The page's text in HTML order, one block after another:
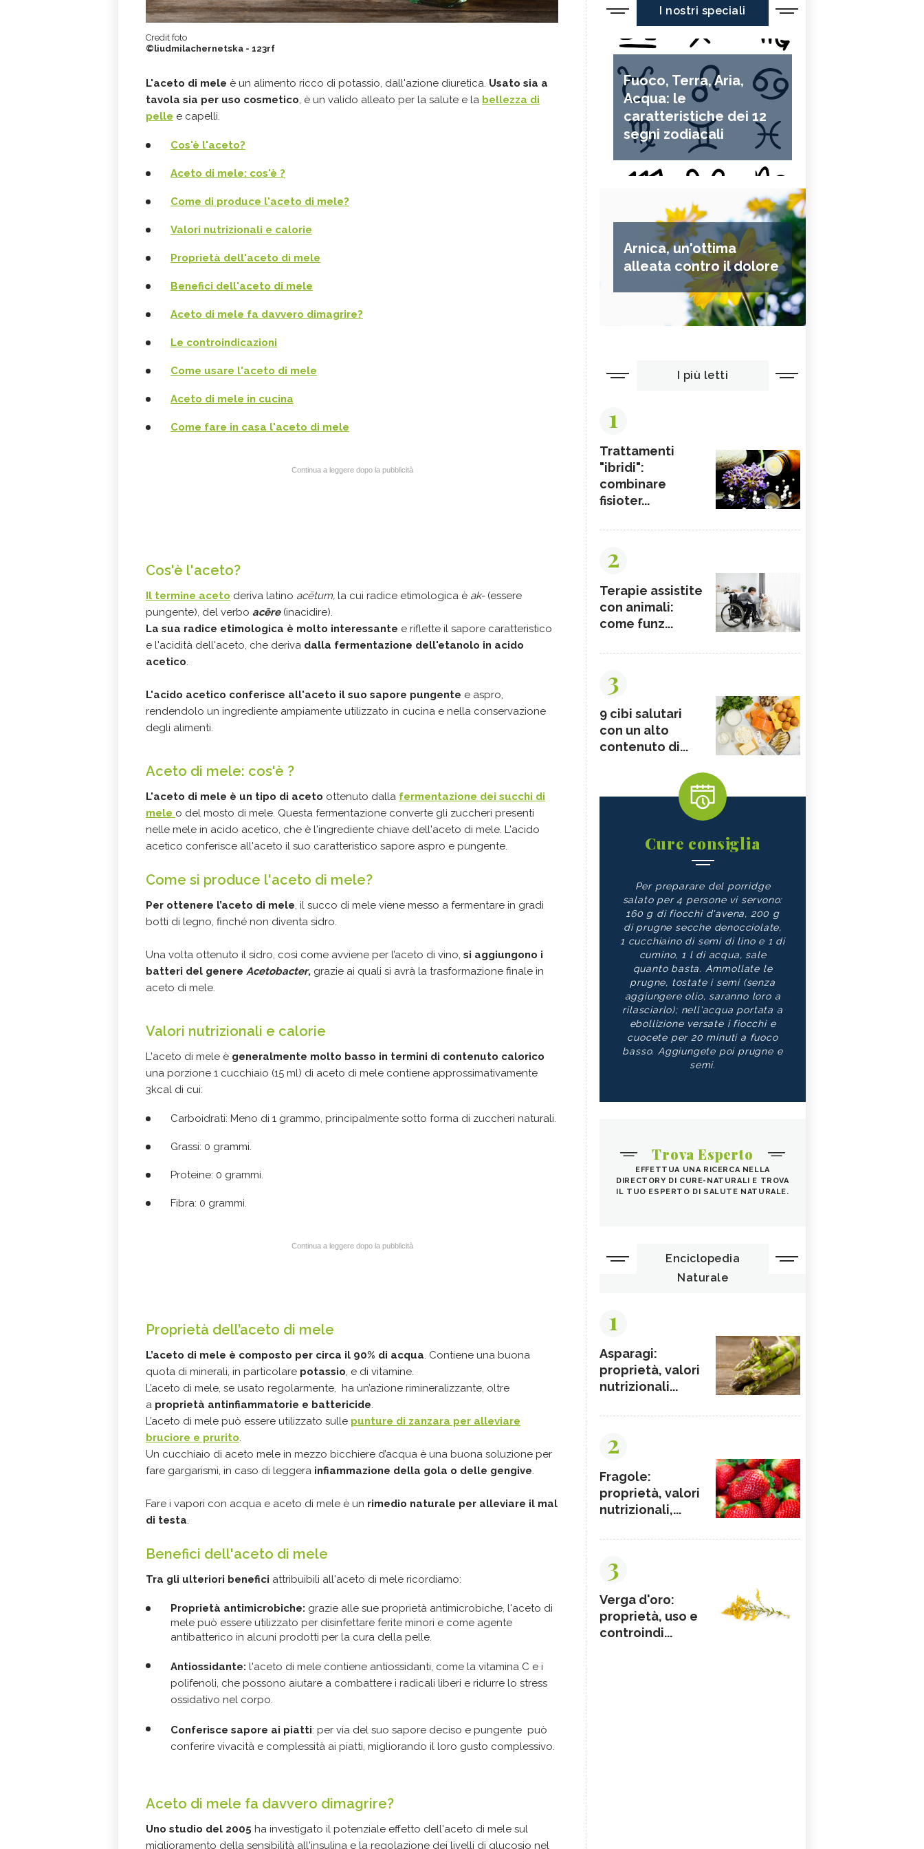
Credit foto
©liudmilachernetska - 123rf
L'aceto di mele è un alimento ricco di potassio, dall'azione diuretica. Usato sia a
tavola sia per uso cosmetico, è un valido alleato per la salute e la bellezza di
pelle e capelli.
Cos'è l'aceto?
Aceto di mele: cos'è ?
Come di produce l'aceto di mele?
Valori nutrizionali e calorie
Proprietà dell'aceto di mele
Benefici dell'aceto di mele
Aceto di mele fa davvero dimagrire?
Le controindicazioni
Come usare l'aceto di mele
Aceto di mele in cucina
Come fare in casa l'aceto di mele
Continua a leggere dopo la pubblicità
Cos'è l'aceto?
Il termine aceto deriva latino acētum, la cui radice etimologica è ak-(essere
pungente), del verbo acēre (inacidire).
La sua radice etimologica è molto interessante e riflette il sapore caratteristico
e l'acidità dell'aceto, che deriva dalla fermentazione dell'etanolo in acido
acetico.
L'acido acetico conferisce all'aceto il suo sapore pungente e aspro,
rendendolo un ingrediente ampiamente utilizzato in cucina e nella conservazione
degli alimenti.
Aceto di mele: cos'è ?
L'aceto di mele è un tipo di aceto ottenuto dalla fermentazione dei succhi di
mele o del mosto di mele. Questa fermentazione converte gli zuccheri presenti
nelle mele in acido acetico, che è l'ingrediente chiave dell'aceto di mele. L'acido
acetico conferisce all'aceto il suo caratteristico sapore aspro e pungente.
Come si produce l'aceto di mele?
Per ottenere l’aceto di mele, il succo di mele viene messo a fermentare in gradi
botti di legno, finché non diventa sidro.
Una volta ottenuto il sidro, così come avviene per l’aceto di vino, si aggiungono i
batteri del genere Acetobacter, grazie ai quali si avrà la trasformazione finale in
aceto di mele.
Valori nutrizionali e calorie
L'aceto di mele è generalmente molto basso in termini di contenuto calorico
una porzione 1 cucchiaio (15 ml) di aceto di mele contiene approssimativamente
3kcal di cui:
Carboidrati: Meno di 1 grammo, principalmente sotto forma di zuccheri naturali.
Grassi: 0 grammi.
Proteine: 0 grammi.
Fibra: 0 grammi.
Continua a leggere dopo la pubblicità
Proprietà dell’aceto di mele
L’aceto di mele è composto per circa il 90% di acqua. Contiene una buona
quota di minerali, in particolare potassio, e di vitamine.
L’aceto di mele, se usato regolarmente, ha un’azione rimineralizzante, oltre
a proprietà antinfiammatorie e battericide.
L’aceto di mele può essere utilizzato sulle punture di zanzara per alleviare
bruciore e prurito.
Un cucchiaio di aceto mele in mezzo bicchiere d’acqua è una buona soluzione per
fare gargarismi, in caso di leggera infiammazione della gola o delle gengive.
Fare i vapori con acqua e aceto di mele è un rimedio naturale per alleviare il mal
di testa.
Benefici dell'aceto di mele
Tra gli ulteriori benefici attribuibili all'aceto di mele ricordiamo:
Proprietà antimicrobiche: grazie alle sue proprietà antimicrobiche, l'aceto di
mele può essere utilizzato per disinfettare ferite minori e come agente
antibatterico in alcuni prodotti per la cura della pelle.
Antiossidante: l'aceto di mele contiene antiossidanti, come la vitamina C e i
polifenoli, che possono aiutare a combattere i radicali liberi e ridurre lo stress
ossidativo nel corpo.
Conferisce sapore ai piatti: per via del suo sapore deciso e pungente può
conferire vivacità e complessità ai piatti, migliorando il loro gusto complessivo.
Aceto di mele fa davvero dimagrire?
Uno studio del 2005 ha investigato il potenziale effetto dell'aceto di mele sul
miglioramento della sensibilità all'insulina e la regolazione dei livelli di glucosio nel
I nostri speciali
Fuoco, Terra, Aria,
Acqua: le
caratteristiche dei 12
segni zodiacali
Arnica, un'ottima
alleata contro il dolore
I più letti
1
Trattamenti
"ibridi":
combinare
fisioter...
2
Terapie assistite
con animali:
come funz...
3
9 cibi salutari
con un alto
contenuto di...
Cure consiglia
Per preparare del porridge
salato per 4 persone vi servono:
160 g di fiocchi d'avena, 200 g
di prugne secche denocciolate,
1 cucchiaino di semi di lino e 1 di
cumino, 1 l di acqua, sale
quanto basta. Ammollate le
prugne, tostate i semi (senza
aggiungere olio, saranno loro a
rilasciarlo); nell'acqua portata a
ebollizione versate i fiocchi e
cuocete per 20 minuti a fuoco
basso. Aggiungete poi prugne e
semi.
Trova Esperto
EFFETTUA UNA RICERCA NELLA
DIRECTORY DI CURE-NATURALI E TROVA
IL TUO ESPERTO DI SALUTE NATURALE.
Enciclopedia
Naturale
1
Asparagi:
proprietà, valori
nutrizionali...
2
Fragole:
proprietà, valori
nutrizionali,...
3
Verga d'oro:
proprietà, uso e
controindi...